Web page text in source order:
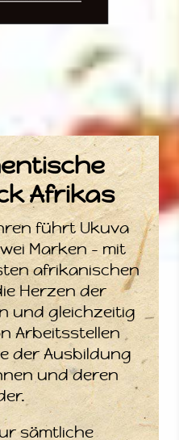
Afrikas
führt Ukuva
Marken – mit
afrikanischen
Herzen der
und gleichzeitig
Arbeitsstellen
der Ausbildung
und deren
sämtliche